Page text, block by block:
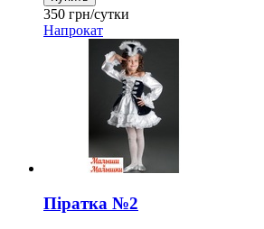
350 грн/сутки
Напрокат
Піратка №2